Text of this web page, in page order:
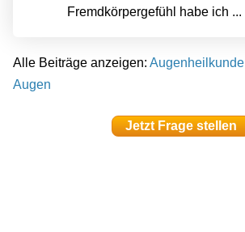
Fremdkörpergefühl habe ich ...
Alle Beiträge anzeigen: Augenheilkunde
Augen
Jetzt Frage stellen